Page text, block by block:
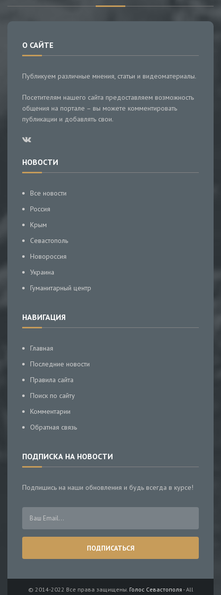
О САЙТЕ
Публикуем различные мнения, статьи и видеоматериалы.
Посетителям нашего сайта предоставляем возможность
общения на портале – вы можете комментировать
публикации и добавлять свои.
НОВОСТИ
Все новости
Россия
Крым
Севастополь
Новороссия
Украина
Гуманитарный центр
НАВИГАЦИЯ
Главная
Последние новости
Правила сайта
Поиск по сайту
Комментарии
Обратная связь
ПОДПИСКА НА НОВОСТИ
Подпишись на наши обновления и будь всегда в курсе!
© 2014-2022 Все права защищены. Голос Севастополя - All